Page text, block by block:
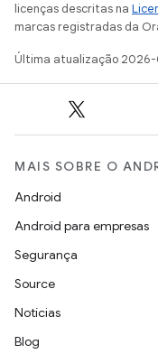
licenças descritas na
marcas registradas da
Última atualização 2026-
MAIS SOBRE O
Android
Android para empresas
Segurança
Source
Notícias
Blog